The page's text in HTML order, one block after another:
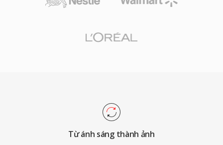
Từ ánh sáng thành ảnh